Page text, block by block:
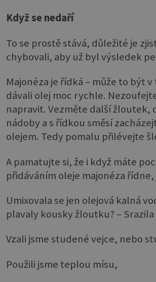
Když se nedaří
To se prostě stává, důležité je
chybovali, aby už byl výsledek
Majonéza je řídká – může to být
dávali olej moc rychle.
napravit. Vezměte další žloutek,
nádoby a s řídkou směsí
olejem. Tedy pomalu přilévejte
A pamatujte si, že i když máte
přidáváním oleje majonéza
Umixovala se jen olejová kalná
plavaly kousky žloutku? – Srazila
Vzali jsme studené vejce, nebo
Použili jsme teplou mísu,